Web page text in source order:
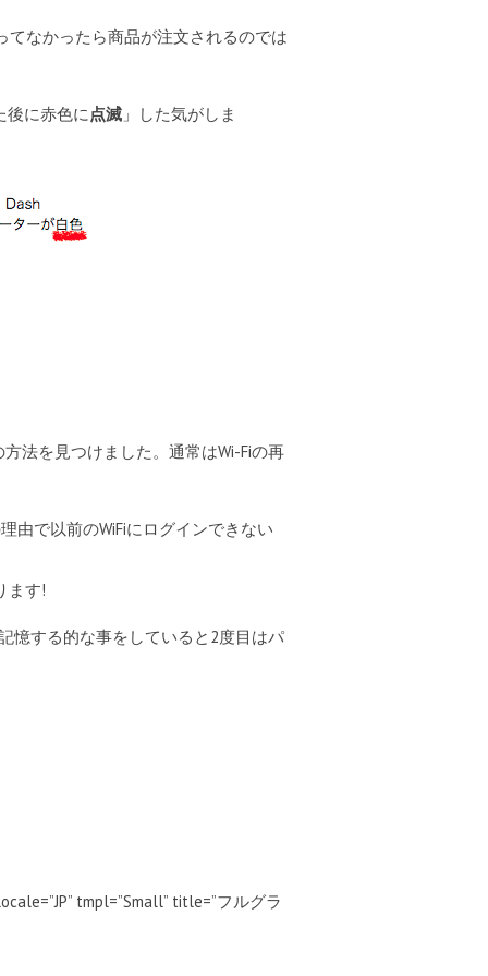
てなかったら商品が注文されるのでは
後に赤色に点滅 」した気がしま
法を見つけました。通常はWi-Fiの再
由で以前のWiFiにログインできない
ます!
憶する的な事をしていると2度目はパ
tmpl=”Small” title=”フルグラ